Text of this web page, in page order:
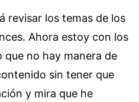
revisar los temas de los
Ahora estoy con los
que no hay manera de
sin tener que
y mira que he